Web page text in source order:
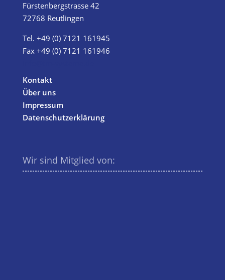
Fürstenbergstrasse 42
72768 Reutlingen
Tel. +49 (0) 7121 161945
Fax +49 (0) 7121 161946
Kontakt
Über uns
Impressum
Datenschutzerklärung
Wir sind Mitglied von: